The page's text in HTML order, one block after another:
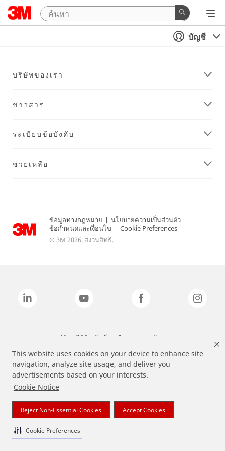
This website uses cookies on your device to enhance site
navigation, analyze site usage, and deliver you
advertisements based on your interests.
Cookie Notice
Reject Non-Essential Cookies Accept Cookies
Cookie Preferences
บัญชี
บริษัทของเรา
ข่าวสาร
ระเบียบข้อบังคับ
ช่วยเหลือ
ข้อมูลทางกฎหมาย | นโยบายความเป็นส่วนตัว |
ข้อกำหนดและเงื่อนไข | Cookie Preferences
© 3M 2026. สงวนสิทธิ.
แบรนด์ที่ระบุไว้ข้างต้นเป็นเครื่องหมายการค้าของ 3M